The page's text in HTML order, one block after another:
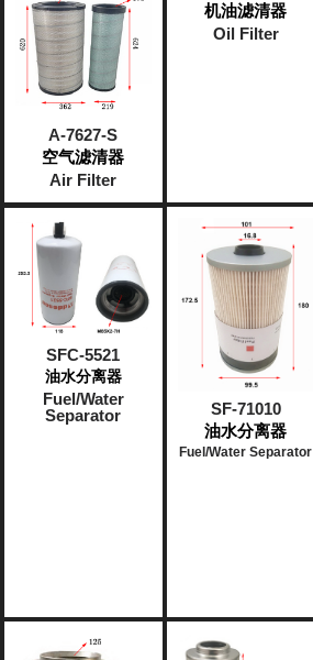
A-7627-S
空气滤清器
Air Filter
机油滤清器
Oil Filter
SFC-5521
油水分离器
Fuel/Water
Separator
SF-71010
油水分离器
Fuel/Water Separator​